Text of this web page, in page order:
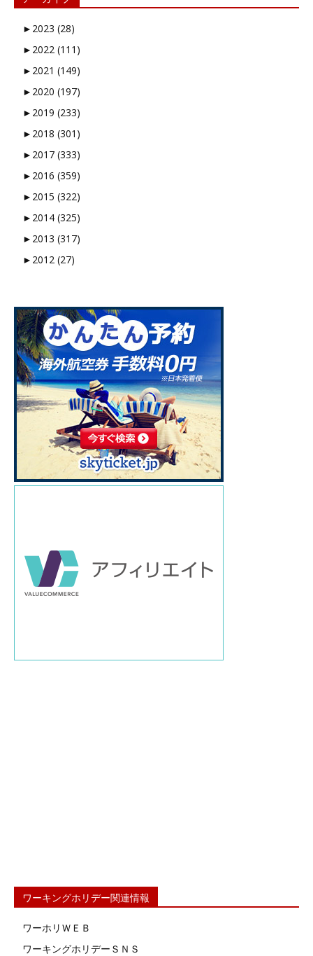
► 2023 (28)
► 2022 (111)
► 2021 (149)
► 2020 (197)
► 2019 (233)
► 2018 (301)
► 2017 (333)
► 2016 (359)
► 2015 (322)
► 2014 (325)
► 2013 (317)
► 2012 (27)
ワーキングホリデー関連情報
ワーホリＷＥＢ
ワーキングホリデーＳＮＳ